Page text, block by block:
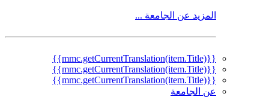
المزيد عن الجامعة ...
{{mmc.getCurrentTranslation(item.Title)}}
{{mmc.getCurrentTranslation(item.Title)}}
{{mmc.getCurrentTranslation(item.Title)}}
عن الجامعة